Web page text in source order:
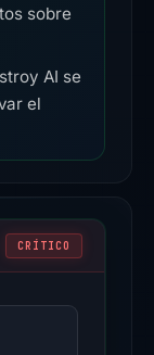
sobre
AI se
el
CRÍTICO